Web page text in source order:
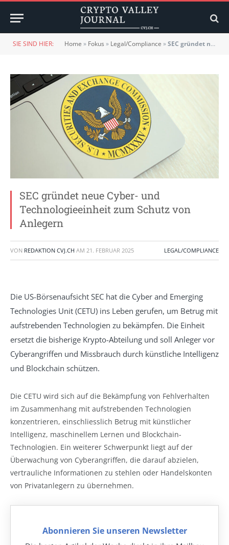
SIE SIND HIER: Home » Fokus » Legal/Compliance »SEC gründet neue Cyber- und Technologieeinheit zum Schutz von Anlegern
SEC gründet neue Cyber- und
Technologieeinheit zum Schutz von
Anlegern
VON REDAKTION CVJ.CH AM 21. FEBRUAR 2025 LEGAL/COMPLIANCE
Die US-Börsenaufsicht SEC hat die Cyber and Emerging
Technologies Unit (CETU) ins Leben gerufen, um Betrug mit
aufstrebenden Technologien zu bekämpfen. Die Einheit
ersetzt die bisherige Krypto-Abteilung und soll Anleger vor
Cyberangriffen und Missbrauch durch künstliche Intelligenz
und Blockchain schützen.
Die CETU wird sich auf die Bekämpfung von Fehlverhalten
im Zusammenhang mit aufstrebenden Technologien
konzentrieren, einschliesslich Betrug mit künstlicher
Intelligenz, maschinellem Lernen und Blockchain-
Technologien. Ein weiterer Schwerpunkt liegt auf der
Überwachung von Cyberangriffen, die darauf abzielen,
vertrauliche Informationen zu stehlen oder Handelskonten
von Privatanlegern zu übernehmen.
Abonnieren Sie unseren Newsletter